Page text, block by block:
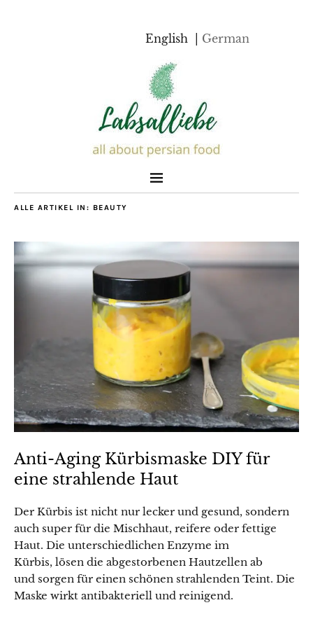
English German
ALLE ARTIKEL IN: BEAUTY
Anti-Aging Kürbismaske DIY für
eine strahlende Haut
Der Kürbis ist nicht nur lecker und gesund, sondern
auch super für die Mischhaut, reifere oder fettige
Haut. Die unterschiedlichen Enzyme im
Kürbis, lösen die abgestorbenen Hautzellen ab
und sorgen für einen schönen strahlenden Teint. Die
Maske wirkt antibakteriell und reinigend.